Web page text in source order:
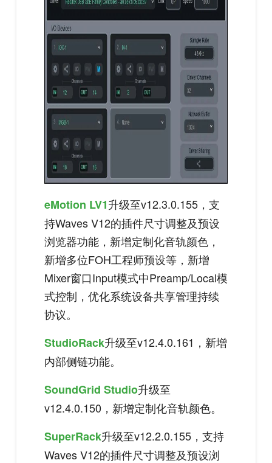
eMotion LV1升级至v12.3.0.155，支
持Waves V12的插件尺寸调整及预设
浏览器功能，新增定制化音轨颜色，
新增多位FOH工程师预设等，新增
Mixer窗口Input模式中Preamp/Local模
式控制，优化系统设备共享管理持续
协议。
StudioRack升级至v12.4.0.161，新增
内部侧链功能。
SoundGrid Studio升级至
v12.4.0.150，新增定制化音轨颜色。
SuperRack升级至v12.2.0.155，支持
Waves V12的插件尺寸调整及预设浏